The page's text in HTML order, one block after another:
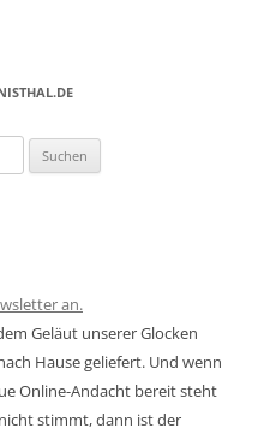
an.
Geläut unserer Glocken
Hause geliefert. Und wenn
Online-Andacht bereit steht
stimmt, dann ist der